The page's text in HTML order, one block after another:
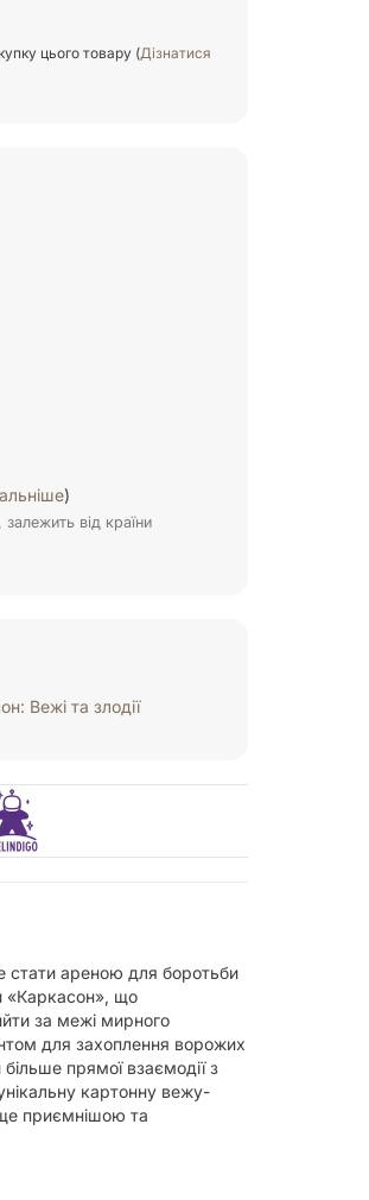
цього товару (Дізнатися
)
, залежить від країни
Вежі та злодії
стати ареною для боротьби
«Каркасон», що
за межі мирного
для захоплення ворожих
прямої взаємодії з
картонну вежу-
приємнішою та